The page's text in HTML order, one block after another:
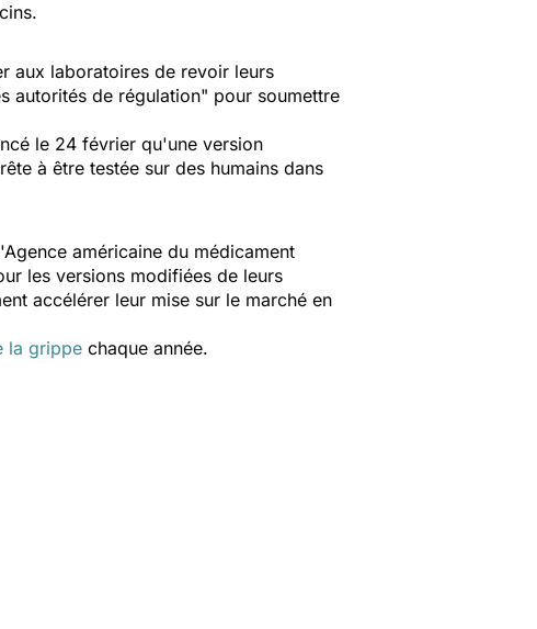
aux laboratoires de revoir leurs
autorités de régulation" pour soumettre
le 24 février qu'une version
à être testée sur des humains dans
américaine du médicament
les versions modifiées de leurs
accélérer leur mise sur le marché en
la grippe chaque année.